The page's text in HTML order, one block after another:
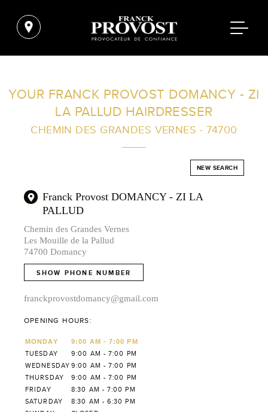
FILTER
YOUR FRANCK PROVOST DOMANCY - ZI
LA PALLUD HAIRDRESSER
CHEMIN DES GRANDES VERNES - 74700
NEW SEARCH
Franck Provost DOMANCY - ZI LA
PALLUD
Chemin des Grandes Vernes
Les Mouille de la Pallud
74700 Domancy
SHOW PHONE NUMBER
franckprovostdomancy@gmail.com
OPENING HOURS:
MONDAY
9:00 AM - 7:00 PM
TUESDAY
9:00 AM - 7:00 PM
WEDNESDAY 9:00 AM - 7:00 PM
THURSDAY
9:00 AM - 7:00 PM
FRIDAY
8:30 AM - 7:00 PM
SATURDAY
8:30 AM - 6:30 PM